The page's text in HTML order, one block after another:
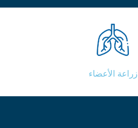
زراعة الأعضاء